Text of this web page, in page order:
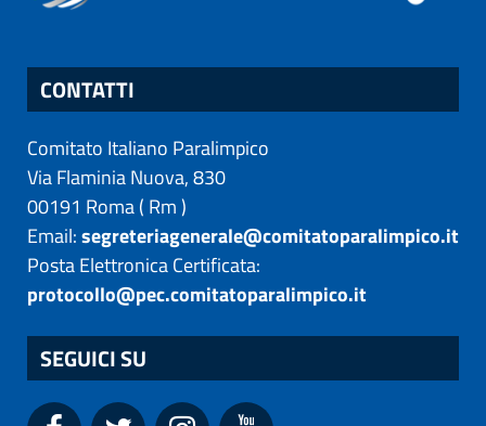
CONTATTI
Comitato Italiano Paralimpico
Via Flaminia Nuova, 830
00191 Roma( Rm)
Email:segreteriagenerale@comitatoparalimpico.it
Posta Elettronica Certificata:
protocollo@pec.comitatoparalimpico.it
SEGUICI SU